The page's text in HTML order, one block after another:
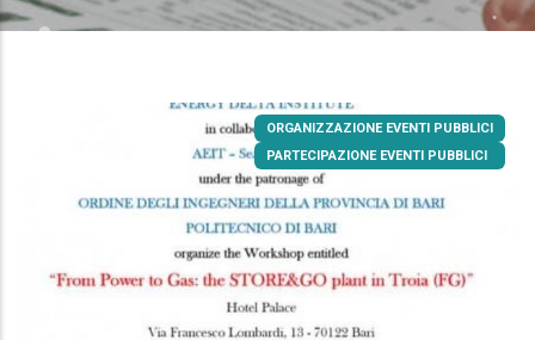
ORGANIZZAZIONE EVENTI PUBBLICI
PARTECIPAZIONE EVENTI PUBBLICI